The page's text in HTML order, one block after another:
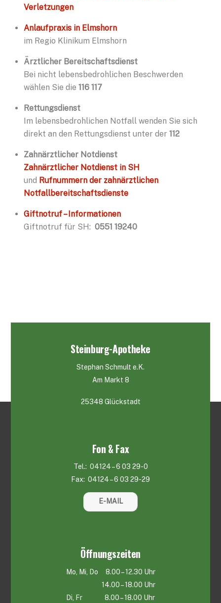
Verletzungen
Anlaufpraxis in Elmshorn
im Regio Klinikum Elmshorn
Ärztlicher Bereitschaftsdienst
Bei nicht lebensbedrohlichen Beschwerden
wählen Sie die 116 117
Rettungsdienst
Im lebensbedrohlichen Notfall wenden Sie sich
direkt an den Rettungsdienst unter der 112
Zahnärztlicher Notdienst
Zahnärztlicher Notdienst in SH
und Rufnummern der zahnärztlichen
Notfallbereitschaftsdienste
Giftnotruf – Informationen
Giftnotruf für SH: 0551 19240
Steinburg-Apotheke
Stephan Schmult e.K.
Am Markt 8
25348 Glückstadt
Fon & Fax
Tel.: 04124 – 6 03 29-0
Fax: 04124 – 6 03 29-29
E-MAIL
Öffnungszeiten
Mo, Mi, Do 8.00 – 12.30 Uhr
14.00 – 18.00 Uhr
Di, Fr 8.00 – 18.00 Uhr